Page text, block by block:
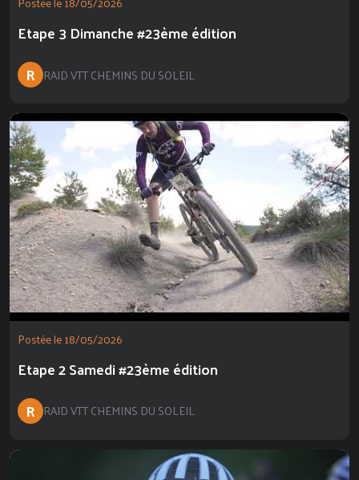
Etape 3 Dimanche #23ème édition
R RAID VTT CHEMINS DU SOLEIL
Postée le 18/05/2026
Etape 2 Samedi #23ème édition
R RAID VTT CHEMINS DU SOLEIL